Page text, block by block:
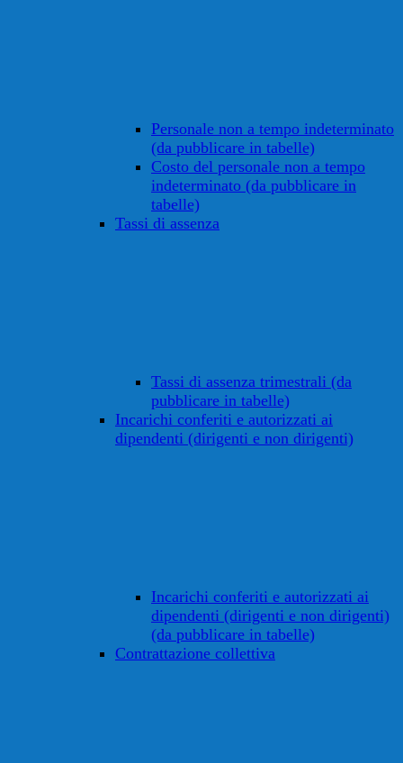
Personale non a tempo indeterminato
(da pubblicare in tabelle)
Costo del personale non a tempo
indeterminato (da pubblicare in
tabelle)
Tassi di assenza
Tassi di assenza trimestrali (da
pubblicare in tabelle)
Incarichi conferiti e autorizzati ai
dipendenti (dirigenti e non dirigenti)
Incarichi conferiti e autorizzati ai
dipendenti (dirigenti e non dirigenti)
(da pubblicare in tabelle)
Contrattazione collettiva